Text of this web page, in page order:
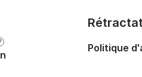
Politique